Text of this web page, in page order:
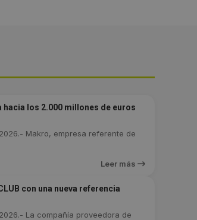
hacia los 2.000 millones de euros
2026.- Makro, empresa referente de
Leer más
con una nueva referencia
2026.- La compañía proveedora de